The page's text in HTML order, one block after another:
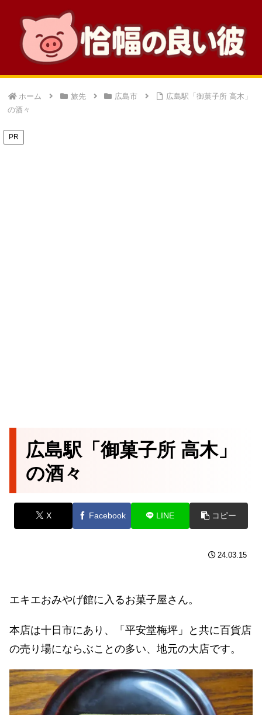
ホーム 旅先 広島市
広島駅「御菓子所 高木」
の酒々
PR
広島駅「御菓子所 高木」
の酒々
X Facebook LINE コピー
24.03.15
エキエおみやげ館に入るお菓子屋さん。
本店は十日市にあり、「平安堂梅坪」と共に百貨店
の売り場にならぶことの多い、地元の大店です。